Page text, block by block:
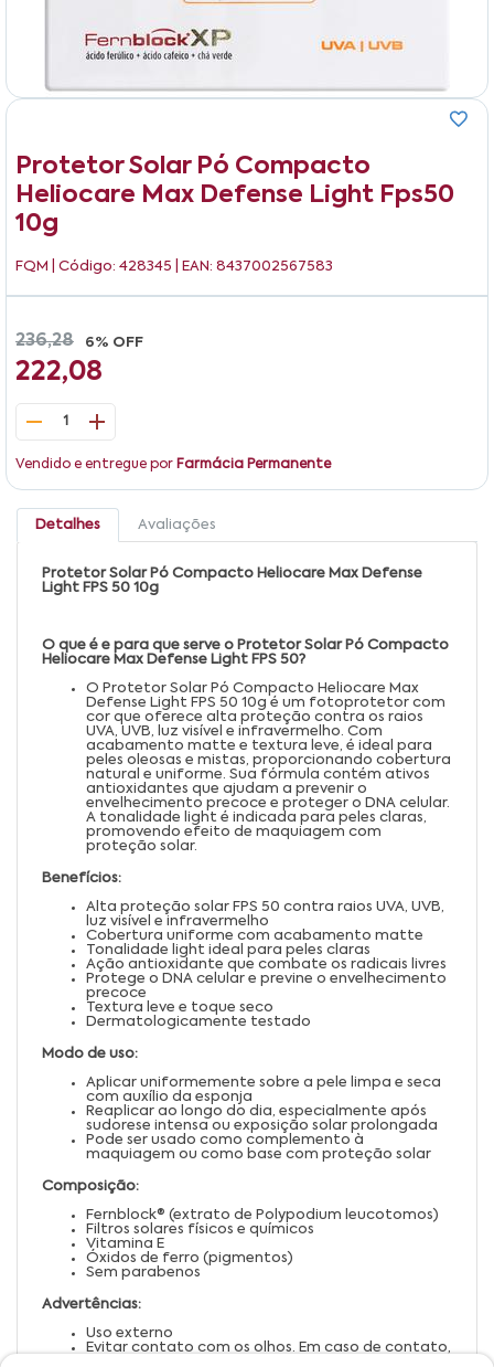
Protetor Solar Pó Compacto
Heliocare Max Defense Light Fps50
10g
FQM | Código: 428345 | EAN: 8437002567583
236,28 6% OFF
222,08
1
Vendido e entregue por Farmácia Permanente
Detalhes Avaliações
Protetor Solar Pó Compacto Heliocare Max Defense
Light FPS 50 10g
O que é e para que serve o Protetor Solar Pó Compacto
Heliocare Max Defense Light FPS 50?
O Protetor Solar Pó Compacto Heliocare Max
Defense Light FPS 50 10g é um fotoprotetor com
cor que oferece alta proteção contra os raios
UVA, UVB, luz visível e infravermelho. Com
acabamento matte e textura leve, é ideal para
peles oleosas e mistas, proporcionando cobertura
natural e uniforme. Sua fórmula contém ativos
antioxidantes que ajudam a prevenir o
envelhecimento precoce e proteger o DNA celular.
A tonalidade light é indicada para peles claras,
promovendo efeito de maquiagem com
proteção solar.
Benefícios:
Alta proteção solar FPS 50 contra raios UVA, UVB,
luz visível e infravermelho
Cobertura uniforme com acabamento matte
Tonalidade light ideal para peles claras
Ação antioxidante que combate os radicais livres
Protege o DNA celular e previne o envelhecimento
precoce
Textura leve e toque seco
Dermatologicamente testado
Modo de uso:
Aplicar uniformemente sobre a pele limpa e seca
com auxílio da esponja
Reaplicar ao longo do dia, especialmente após
sudorese intensa ou exposição solar prolongada
Pode ser usado como complemento à
maquiagem ou como base com proteção solar
Composição:
Fernblock® (extrato de Polypodium leucotomos)
Filtros solares físicos e químicos
Vitamina E
Óxidos de ferro (pigmentos)
Sem parabenos
Advertências:
Uso externo
Evitar contato com os olhos. Em caso de contato,